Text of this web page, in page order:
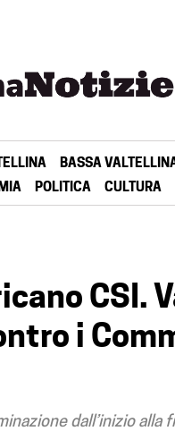
BASSA
POLITICA CULTURA
CSI.
i
dall’inizio alla